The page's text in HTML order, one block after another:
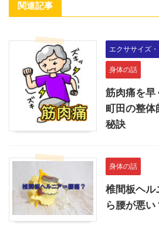
関連記事
エクササイズ
身体の話
筋肉痛を早
町田の整体
秘訣
身体の話
椎間板ヘル
ら腰が悪い